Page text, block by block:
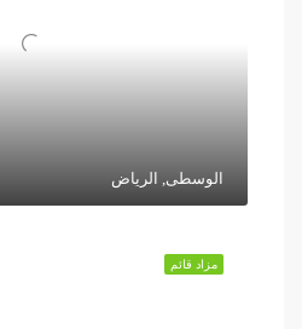
الوسطى, الرياض
مزاد قائم